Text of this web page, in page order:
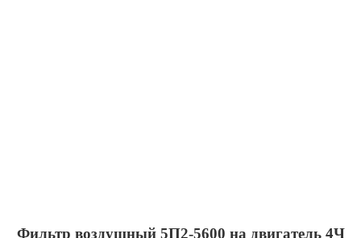
Фильтр воздушный 5П2-5600 на двигатель 4Ч